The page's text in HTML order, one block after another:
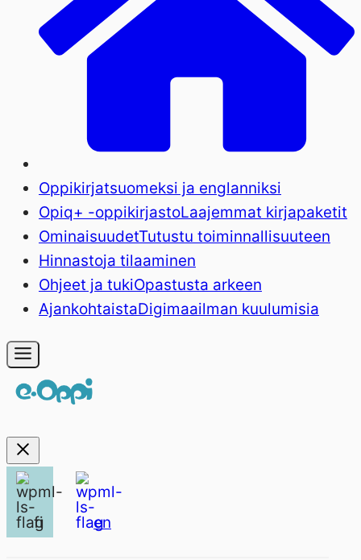
Oppikirjatsuomeksi ja englanniksi
Opiq+ -oppikirjastoLaajemmat kirjapaketit
OminaisuudetTutustu toiminnallisuuteen
Hinnastoja tilaaminen
Ohjeet ja tukiOpastusta arkeen
AjankohtaistaDigimaailman kuulumisia
fi en